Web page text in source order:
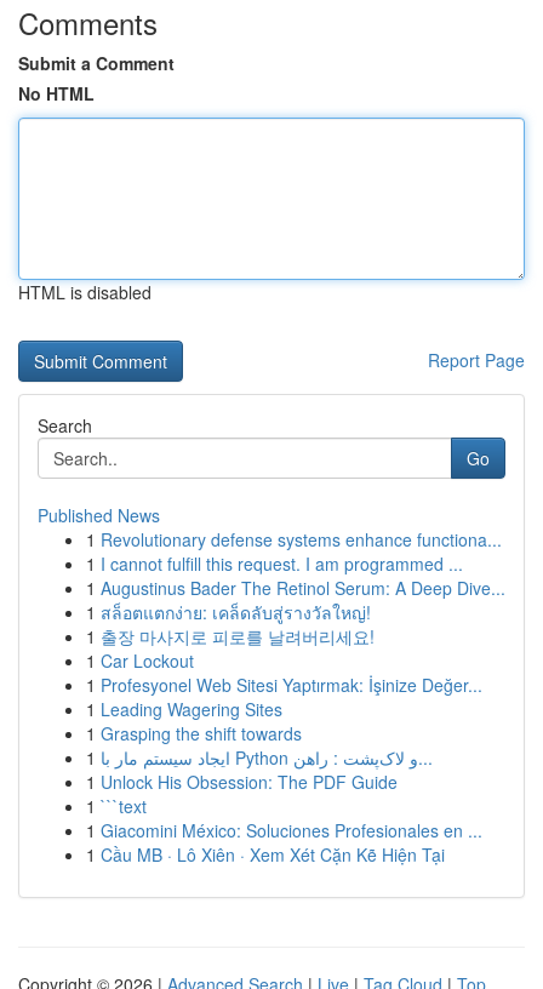
Comments
Submit a Comment
No HTML
HTML is disabled
Report Page
Search
Go
Published News
1 Revolutionary defense systems enhance functiona...
1 I cannot fulfill this request. I am programmed ...
1 Augustinus Bader The Retinol Serum: A Deep Dive...
1 สล็อตแตกง่าย: เคล็ดลับสู่รางวัลใหญ่!
1 출장 마사지로 피로를 날려버리세요!
1 Car Lockout
1 Profesyonel Web Sitesi Yaptırmak: İşinize Değer...
1 Leading Wagering Sites
1 Grasping the shift towards
1
ایجاد سیستم مار با Python و لاک‌پشت : راهن...
1 Unlock His Obsession: The PDF Guide
1 ```text
1 Giacomini México: Soluciones Profesionales en ...
1 Cầu MB · Lô Xiên · Xem Xét Cặn Kẽ Hiện Tại
Copyright © 2026 | Advanced Search | Live | Tag Cloud | Top